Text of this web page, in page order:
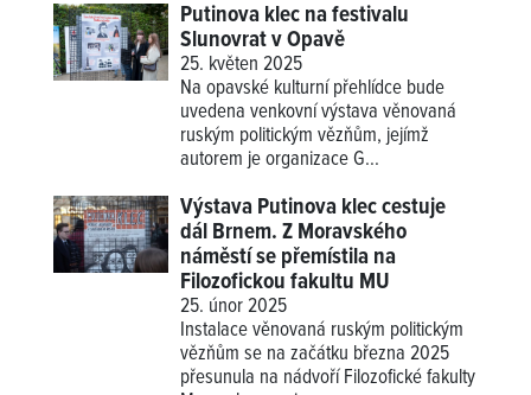
Putinova klec na festivalu
Slunovrat v Opavě
25. květen 2025
Na opavské kulturní přehlídce bude
uvedena venkovní výstava věnovaná
ruským politickým vězňům, jejímž
autorem je organizace G...
Výstava Putinova klec cestuje
dál Brnem. Z Moravského
náměstí se přemístila na
Filozofickou fakultu MU
25. únor 2025
Instalace věnovaná ruským politickým
vězňům se na začátku března 2025
přesunula na nádvoří Filozofické fakulty